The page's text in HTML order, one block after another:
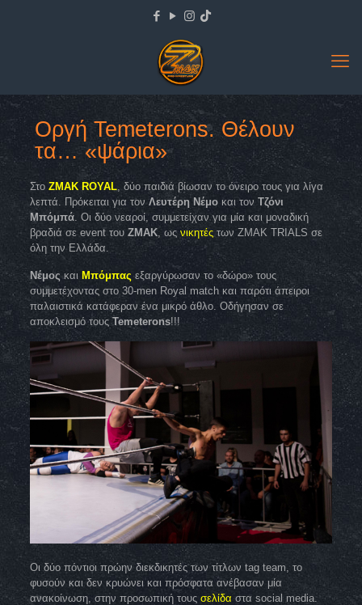
Οργή Temeterons. Θέλουν
τα… «ψάρια»
Στο ΖΜΑΚ ROYAL, δύο παιδιά βίωσαν το όνειρο τους για λίγα
λεπτά. Πρόκειται για τον Λευτέρη Νέμοκαι τον Τζόνι
Μπόμπά. Οι δύο νεαροί, συμμετείχαν για μία και μοναδική
βραδιά σε event του ZMAK, ωςνικητέςτων ZMAK TRIALS σε
όλη την Ελλάδα.
Νέμος καιΜπόμπας εξαργύρωσαν το «δώρο» τους
συμμετέχοντας στο 30-men Royal match και παρότι άπειροι
παλαιστικά κατάφεραν ένα μικρό άθλο. Οδήγησαν σε
αποκλεισμό τουςTemeterons!!!
Οι δύο πόντιοι πρώην διεκδικητές των τίτλων tag team, το
φυσούν και δεν κρυώνει και πρόσφατα ανέβασαν μία
ανακοίνωση, στην προσωπική τους σελίδα στα social media.